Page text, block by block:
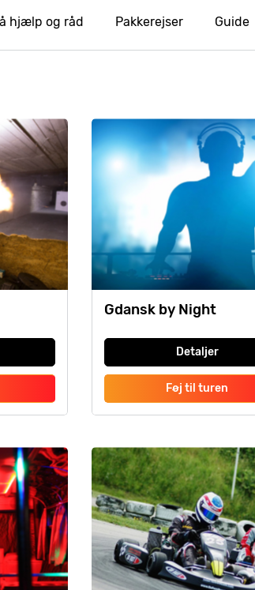
hjælp og råd Pakkerejser Guide
Gdansk by Night
Detaljer
Føj til turen